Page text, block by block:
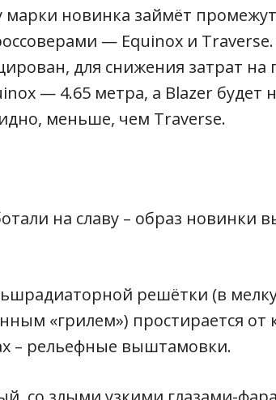
марки новинка займёт
— Equinox и
для снижения затрат на
— 4.65 метра, а Blazer будет
меньше, чем Traverse.
на славу – образ новинки
решётки (в
«грилем») простирается от
– рельефные выштамовки.